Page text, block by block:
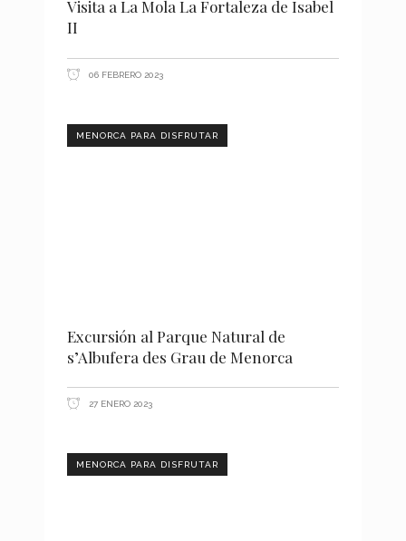
Visita a La Mola La Fortaleza de Isabel
II
06 FEBRERO 2023
MENORCA PARA DISFRUTAR
Excursión al Parque Natural de
s’Albufera des Grau de Menorca
27 ENERO 2023
MENORCA PARA DISFRUTAR